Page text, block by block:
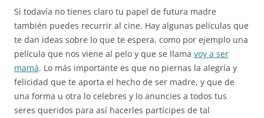
Si todavía no tienes claro tu papel de futura madre
también puedes recurrir al cine. Hay algunas películas que
te dan ideas sobre lo que te espera, como por ejemplo una
película que nos viene al pelo y que se llama voy a ser
mamá. Lo más importante es que no piernas la alegría y
felicidad que te aporta el hecho de ser madre, y que de
una forma u otra lo celebres y lo anuncies a todos tus
seres queridos para así hacerles partícipes de tal